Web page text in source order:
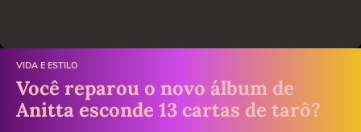
VIDA E ESTILO
Você reparou o novo álbum de
Anitta esconde 13 cartas de tarô?